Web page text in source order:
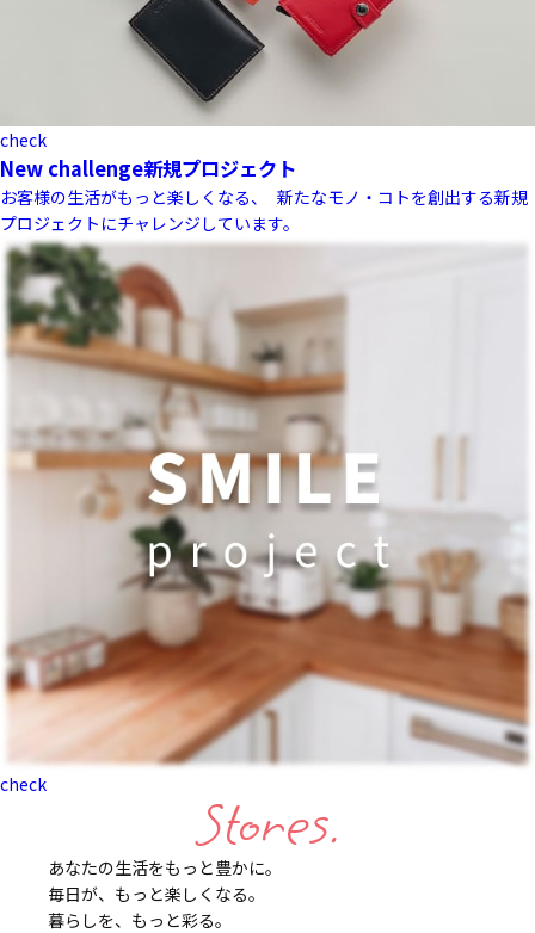
check
New challenge新規プロジェクト
お客様の生活がもっと楽しくなる、 新たなモノ・コトを創出する新規
プロジェクトにチャレンジしています。
check
Stores.
あなたの生活をもっと豊かに。
毎日が、もっと楽しくなる。
暮らしを、もっと彩る。